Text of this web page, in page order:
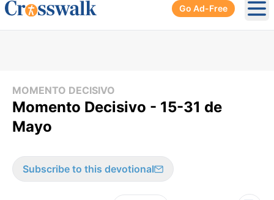
Go Ad-Free
MOMENTO DECISIVO
Momento Decisivo - 15-31 de
Mayo
Subscribe to this devotional